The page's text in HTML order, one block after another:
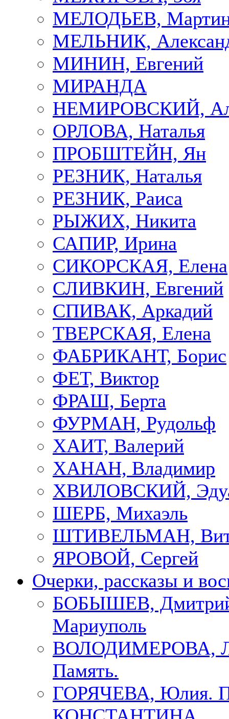
МЕЛОДЬЕВ,
МЕЛЬНИК,
МИНИН, Евгений
МИРАНДА
НЕМИРОВСКИЙ,
ОРЛОВА, Наталья
ПРОБШТЕЙН, Ян
РЕЗНИК, Наталья
РЕЗНИК, Раиса
РЫЖИХ, Никита
САПИР, Ирина
СИКОРСКАЯ, Елена
СЛИВКИН, Евгений
СПИВАК, Аркадий
ТВЕРСКАЯ, Елена
ФАБРИКАНТ, Борис
ФЕТ, Виктор
ФРАШ, Берта
ФУРМАН, Рудольф
ХАИТ, Валерий
ХАНАН, Владимир
ХВИЛОВСКИЙ,
ШЕРБ, Михаэль
ШТИВЕЛЬМАН,
ЯРОВОЙ, Сергей
Очерки, рассказы и
БОБЫШЕВ,
Мариуполь
ВОЛОДИМЕРОВА,
Память.
ГОРЯЧЕВА, Юлия.